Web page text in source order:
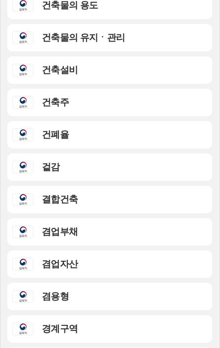
건축물의 용도
건축물의 유지ㆍ관리
건축설비
건축주
건폐율
겉감
결합건축
겸업부채
겸업자산
겸용형
경계구역